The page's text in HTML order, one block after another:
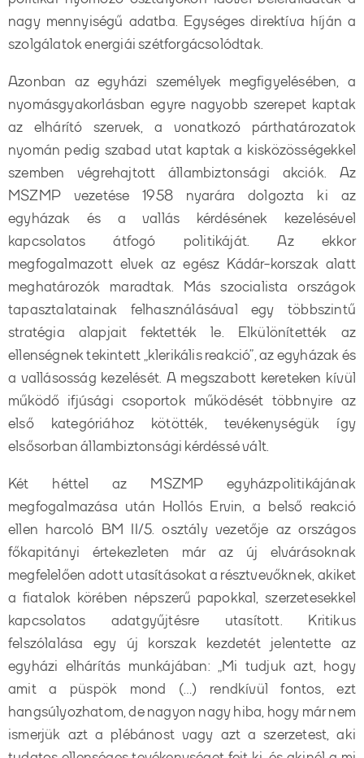
nagy mennyiségű adatba. Egységes direktíva híján a
szolgálatok energiái szétforgácsolódtak.
Azonban az egyházi személyek megfigyelésében, a
nyomásgyakorlásban egyre nagyobb szerepet kaptak
az elhárító szervek, a vonatkozó párthatározatok
nyomán pedig szabad utat kaptak a kisközösségekkel
szemben végrehajtott állambiztonsági akciók. Az
MSZMP vezetése 1958 nyarára dolgozta ki az
egyházak és a vallás kérdésének kezelésével
kapcsolatos átfogó politikáját. Az ekkor
megfogalmazott elvek az egész Kádár-korszak alatt
meghatározók maradtak. Más szocialista országok
tapasztalatainak felhasználásával egy többszintű
stratégia alapjait fektették le. Elkülönítették az
ellenségnek tekintett „klerikális reakció”, az egyházak és
a vallásosság kezelését. A megszabott kereteken kívül
működő ifjúsági csoportok működését többnyire az
első kategóriához kötötték, tevékenységük így
elsősorban állambiztonsági kérdéssé vált.
Két héttel az MSZMP egyházpolitikájának
megfogalmazása után Hollós Ervin, a belső reakció
ellen harcoló BM II/5. osztály vezetője az országos
főkapitányi értekezleten már az új elvárásoknak
megfelelően adott utasításokat a résztvevőknek, akiket
a fiatalok körében népszerű papokkal, szerzetesekkel
kapcsolatos adatgyűjtésre utasított. Kritikus
felszólalása egy új korszak kezdetét jelentette az
egyházi elhárítás munkájában: „Mi tudjuk azt, hogy
amit a püspök mond (…) rendkívül fontos, ezt
hangsúlyozhatom, de nagyon nagy hiba, hogy már nem
ismerjük azt a plébánost vagy azt a szerzetest, aki